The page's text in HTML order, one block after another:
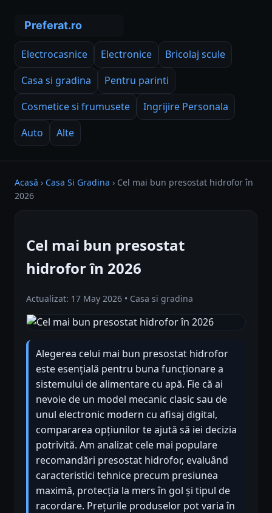
Electrocasnice Electronice
Bricolaj scule
Casa si gradina
Pentru parinti
Cosmetice si frumusete
Ingrijire Personala
Auto
Alte
Acasă › Casa Si Gradina › Cel mai bun presostat hidrofor în
2026
Cel mai bun presostat
hidrofor în 2026
Actualizat: 17 May 2026 • Casa si gradina
Alegerea celui mai bun presostat hidrofor
este esențială pentru buna funcționare a
sistemului de alimentare cu apă. Fie că ai
nevoie de un model mecanic clasic sau de
unul electronic modern cu afisaj digital,
compararea opțiunilor te ajută să iei decizia
potrivită. Am analizat cele mai populare
recomandări presostat hidrofor, evaluând
caracteristici tehnice precum presiunea
maximă, protecția la mers în gol și tipul de
racordare. Prețurile produselor pot varia în